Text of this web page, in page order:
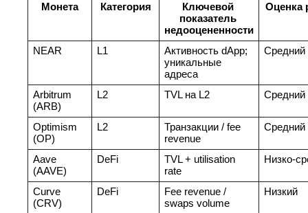
Монета Категория
Ключевой
показатель
недооцененности
Оценка
NEAR L1
Активность dApp;
уникальные
адреса
Средний
Arbitrum
(ARB)
L2 TVL на L2 Средний
Optimism
(OP)
L2
Транзакции / fee
revenue
Средний
Aave
(AAVE)
DeFi
TVL + utilisation
rate
Curve
(CRV)
DeFi
Fee revenue /
swaps volume
Низкий